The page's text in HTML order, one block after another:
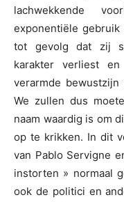
lachwekkende
exponentiële
tot gevolg dat zij
karakter verliest
verarmde
We zullen dus
naam waardig is om
op te krikken. In dit
van Pablo Servigne
instorten » normaal
ook de politici en